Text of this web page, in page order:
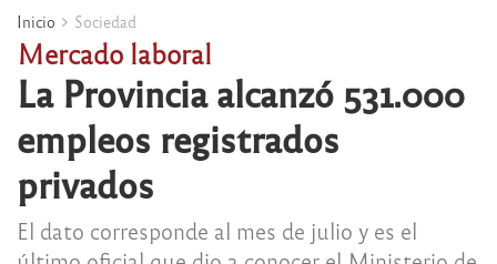
Inicio Sociedad
Mercado laboral
La Provincia alcanzó 531.000
empleos registrados
privados
El dato corresponde al mes de julio y es el